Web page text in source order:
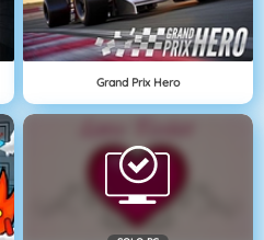
Grand Prix Hero